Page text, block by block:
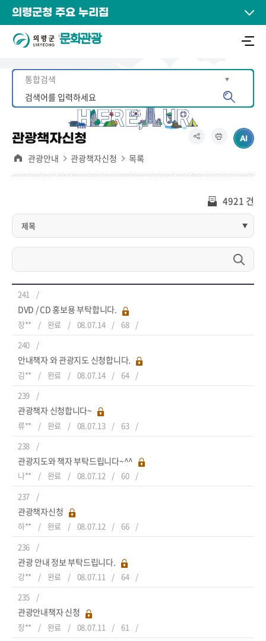
의령군청 주요 누리집
문화관광
관광책자신청
관광안내 관광책자신청 목록
4921 건
241
DVD / CD 홍보용 부탁합니다.
장** 완료 08.07.14
68
240
안내책자 와 관광지도 신청합니다.
김** 완료 08.07.14
64
239
관광책자 신청합니다~
류** 완료 08.07.13
63
238
관광지도와 책자 부탁드립니다~^^
나** 완료 08.07.12
60
237
관광책자신청
하** 완료 08.07.12
66
236
관광 안내 정보 부탁드립니다.
강** 완료 08.07.11
64
235
관광안내책자 신청
장** 완료 08.07.11
61